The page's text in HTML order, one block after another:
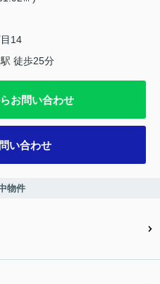
14
駅 徒歩25分
お問い合わせ
い合わせ
物件